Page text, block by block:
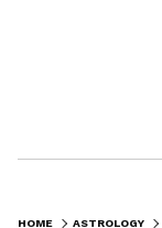
HOME ASTROLOGY